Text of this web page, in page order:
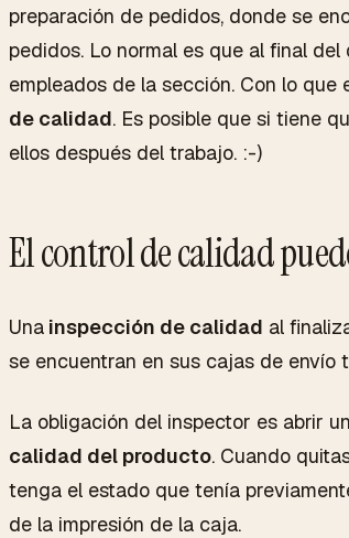
preparación de pedidos, donde se
pedidos. Lo normal es que al final
empleados de la sección. Con lo
de calidad. Es posible que si tiene
ellos después del trabajo. :-)
El control de calidad
Una inspección de calidad al
se encuentran en sus cajas de envío
La obligación del inspector es abrir
calidad del producto. Cuando
tenga el estado que tenía
de la impresión de la caja.